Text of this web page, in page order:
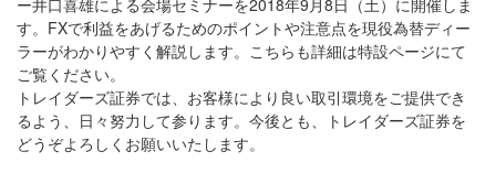
ー井口喜雄による会場セミナーを2018年9月8日（土）に開催しま
す。FXで利益をあげるためのポイントや注意点を現役為替ディー
ラーがわかりやすく解説します。こちらも詳細は特設ページにて
ご覧ください。
トレイダーズ証券では、お客様により良い取引環境をご提供でき
るよう、日々努力して参ります。今後とも、トレイダーズ証券を
どうぞよろしくお願いいたします。